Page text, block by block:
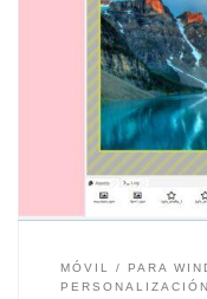
Cambiar el fondo
sencillo. Basta con
guardada en el
pulsar sobre ella
seleccionar la
escritorio». Esa
MÓVIL PARA
PERSONALIZACIÓN